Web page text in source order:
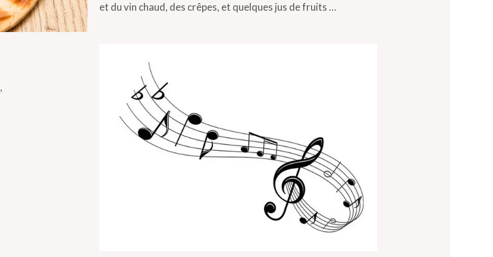
et du vin chaud, des crêpes, et quelques jus de fruits …